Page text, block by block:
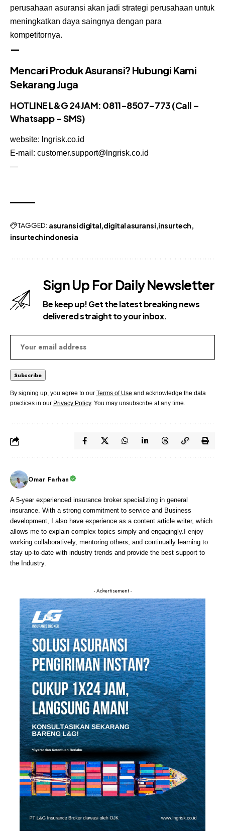
perusahaan asuransi akan jadi strategi perusahaan untuk
meningkatkan daya saingnya dengan para
kompetitornya.
—
Mencari Produk Asuransi? Hubungi Kami
Sekarang Juga
HOTLINE L&G 24JAM: 0811-8507-773 (Call –
Whatsapp – SMS)
website: lngrisk.co.id
E-mail: customer.support@lngrisk.co.id
—
TAGGED: asuransi digital digital asuransi insurtech
insurtech indonesia
Sign Up For Daily Newsletter
Be keep up! Get the latest breaking news
delivered straight to your inbox.
By signing up, you agree to our Terms of Use and acknowledge the data
practices in our Privacy Policy. You may unsubscribe at any time.
Omar Farhan
A 5-year experienced insurance broker specializing in general
insurance. With a strong commitment to service and Business
development, I also have experience as a content article writer, which
allows me to explain complex topics simply and engagingly.I enjoy
working collaboratively, mentoring others, and continually learning to
stay up-to-date with industry trends and provide the best support to
the Industry.
- Advertisement -